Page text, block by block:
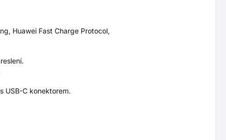
Huawei Fast Charge Protocol,
USB-C konektorem.